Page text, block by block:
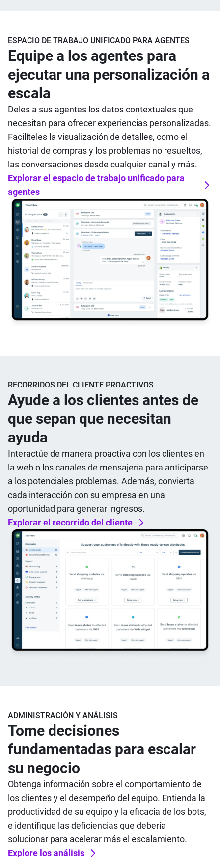
ESPACIO DE TRABAJO UNIFICADO PARA AGENTES
Equipe a los agentes para
ejecutar una personalización a
escala
Deles a sus agentes los datos contextuales que
necesitan para ofrecer experiencias personalizadas.
Facilíteles la visualización de detalles, como el
historial de compras y los problemas no resueltos,
las conversaciones desde cualquier canal y más.
Explorar el espacio de trabajo unificado para
agentes
RECORRIDOS DEL CLIENTE PROACTIVOS
Ayude a los clientes antes de
que sepan que necesitan
ayuda
Interactúe de manera proactiva con los clientes en
la web o los canales de mensajería para anticiparse
a los potenciales problemas. Además, convierta
cada interacción con su empresa en una
oportunidad para generar ingresos.
Explorar el recorrido del cliente
ADMINISTRACIÓN Y ANÁLISIS
Tome decisiones
fundamentadas para escalar
su negocio
Obtenga información sobre el comportamiento de
los clientes y el desempeño del equipo. Entienda la
productividad de su equipo y la eficacia de los bots,
e identifique las deficiencias que debería
solucionar para acelerar más el escalamiento.
Explore los análisis